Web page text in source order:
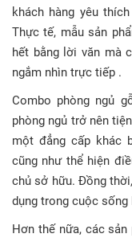
khách hàng yêu
Thực tế, mẫu sản
hết bằng lời văn mà
ngắm nhìn trực tiếp .
Combo phòng ngủ
phòng ngủ trở nên
một đẳng cấp khác
cũng như thể hiện
chủ sở hữu. Đồng
dụng trong cuộc
Hơn thế nữa, các